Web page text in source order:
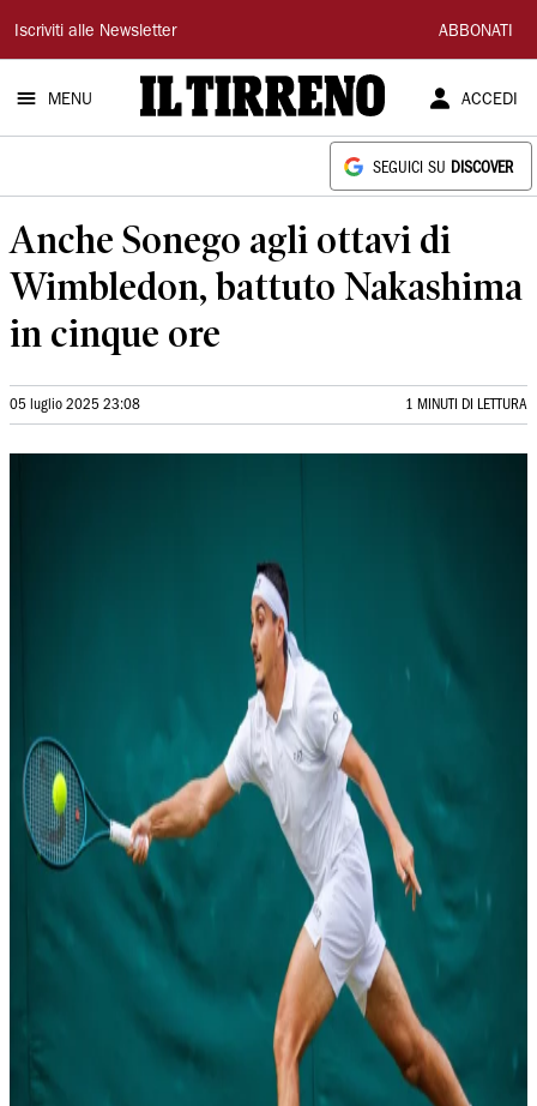
Il
Tirreno
Iscriviti alle Newsletter ABBONATI
MENU ACCEDI
SEGUICI SU DISCOVER
Anche Sonego agli ottavi di
Wimbledon, battuto Nakashima
in cinque ore
05 luglio 2025 23:08 1 MINUTI DI LETTURA